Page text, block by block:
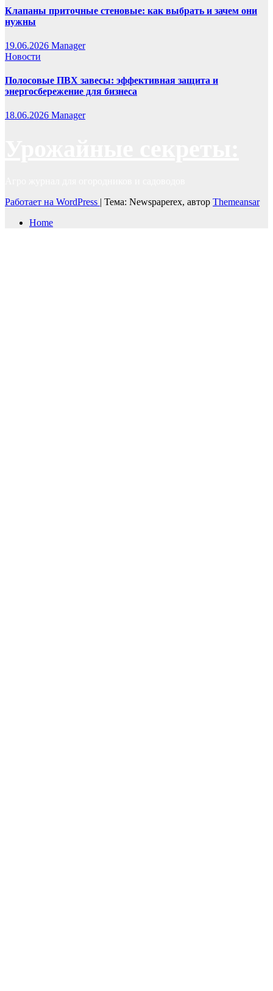
Клапаны приточные стеновые: как выбрать и зачем они
нужны
19.06.2026 Manager
Новости
Полосовые ПВХ завесы: эффективная защита и
энергосбережение для бизнеса
18.06.2026 Manager
Работает на WordPress | Тема: Newspaperex, автор Themeansar
Home